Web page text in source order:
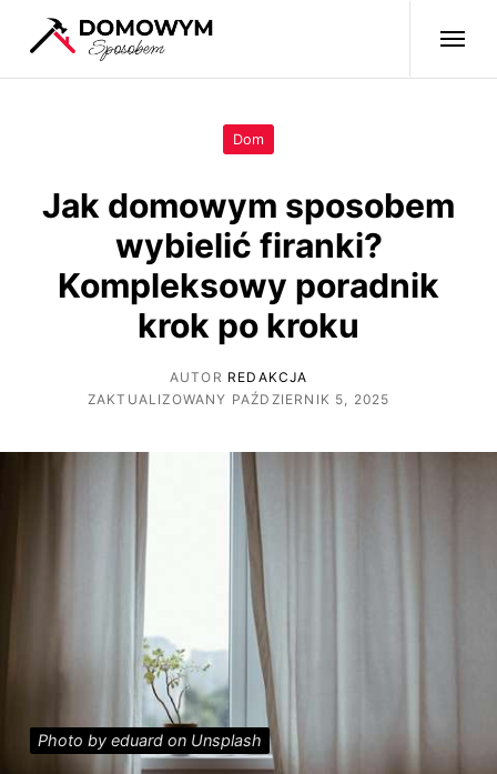
Dom
Jak domowym sposobem
wybielić firanki?
Kompleksowy poradnik
krok po kroku
AUTOR REDAKCJA
ZAKTUALIZOWANY PAŹDZIERNIK 5, 2025
Photo by eduard on Unsplash